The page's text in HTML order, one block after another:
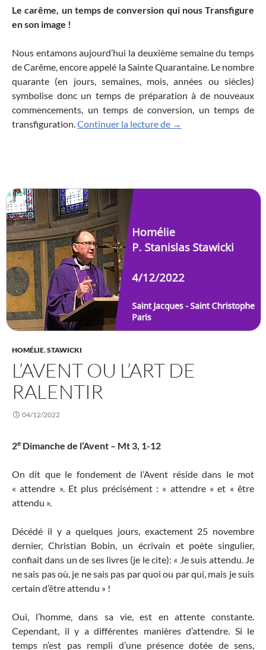
Le carême, un temps de conversion qui nous Transfigure
en son image !
Nous entamons aujourd’hui la deuxième semaine du temps
de Carême, encore appelé la Sainte Quarantaine. Le nombre
quarante (en jours, semaines, mois, années ou siècles)
symbolise donc un temps de préparation à de nouveaux
commencements, un temps de conversion, un temps de
transfiguration.Continuer la lecture de Le carême, un temps
→
HOMÉLIE,STAWICKI
L’AVENT OU L’ART DE
RALENTIR
04/12/2022
2e Dimanche de l’Avent – Mt 3, 1-12
On dit que le fondement de l’Avent réside dans le mot
« attendre ». Et plus précisément : « attendre » et « être
attendu ».
Décédé il y a quelques jours, exactement 25 novembre
dernier, Christian Bobin, un écrivain et poète singulier,
confiait dans un de ses livres (je le cite): « Je suis attendu. Je
ne sais pas où, je ne sais pas par quoi ou par qui, mais je suis
certain d’être attendu » !
Oui, l’homme, dans sa vie, est en attente constante.
Cependant, il y a différentes manières d’attendre. Si le
temps n’est pas rempli d’une présence dotée de sens,